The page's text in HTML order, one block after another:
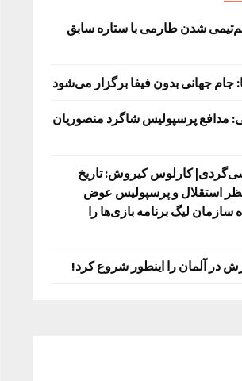
شدن طارمی با ستاره سابق
جام جهانی بدون فیفا برگزار می‌شود
مدافع پرسپولیس شاگرد منصوریان
کارلوس کیروش: تاریخ
استقلال و پرسپولیس عوض
سازمان لیگ برنامه بازی‌ها را
در آلمان را اینطور شروع کرد!